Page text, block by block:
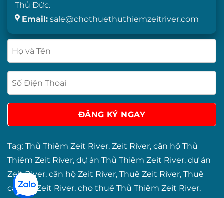
Thủ Đức.
Email: sale@chothuethuthiemzeitriver.com
Tag: Thủ Thiêm Zeit River, Zeit River, căn hộ Thủ
Thiêm Zeit River, dự án Thủ Thiêm Zeit River, dự án
Zeit River, căn hộ Zeit River, Thuê Zeit River, Thuê
căn hộ Zeit River, cho thuê Thủ Thiêm Zeit River,